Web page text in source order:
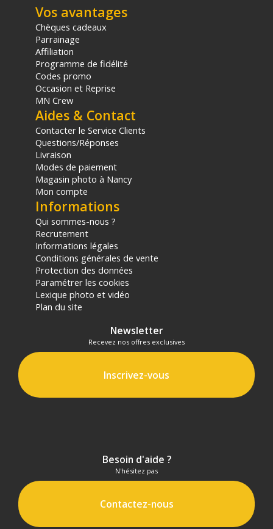
Câble de connexion Mini HDMI
Alimentation 12V 1.5A
Montures et supports 1/4" Hot Shoe
Accessoires supplémentaires : Velcro Parasol + Support ;
Support de batterie F-970 ; Support de griffe porte-câbles
HDMI A à C
PHYSIQUE
Dimensions (L x l x P) : 182 x 124 x 22 mm
Poids : 320g
Offre valable jusqu'au 07-08-2026 inclus.
Code EAN Moniteur Lilliput FS7 7" 4K 1920x1080 :
6950821601433
(1) Offre valable jusqu'au 31 Décembre 2030 à partir de 49 euros
sur le prix TTC en €, les points seront effectivement calculés dans le
Vos avantages
Chèques cadeaux
Parrainage
Affiliation
Programme de fidélité
Codes promo
Occasion et Reprise
MN Crew
Aides & Contact
Contacter le Service Clients
Questions/Réponses
Livraison
Modes de paiement
Magasin photo à Nancy
Mon compte
Informations
Qui sommes-nous ?
Recrutement
Informations légales
Conditions générales de vente
Protection des données
Paramétrer les cookies
Lexique photo et vidéo
Plan du site
Newsletter
Recevez nos offres exclusives
Inscrivez-vous
Besoin d'aide ?
N'hésitez pas
Contactez-nous